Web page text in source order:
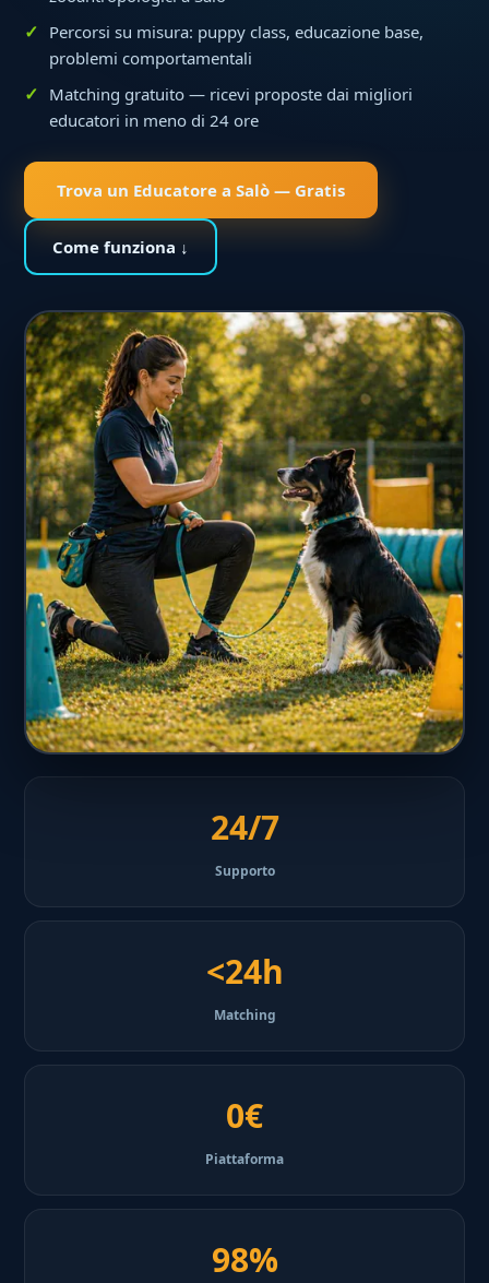
Percorsi su misura: puppy class, educazione base,
problemi comportamentali
Matching gratuito — ricevi proposte dai migliori
educatori in meno di 24 ore
Trova un Educatore a Salò — Gratis
Come funziona ↓
24/7
Supporto
<24h
Matching
0€
Piattaforma
98%